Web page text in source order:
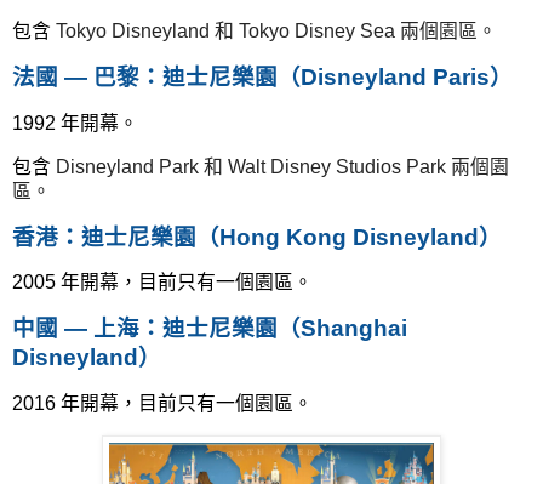
包含 Tokyo Disneyland 和 Tokyo Disney Sea 兩個園區。
法國 — 巴黎：迪士尼樂園（Disneyland Paris）
1992 年開幕。
包含 Disneyland Park 和 Walt Disney Studios Park 兩個園
區 。
香港：迪士尼樂園（Hong Kong Disneyland）
2005 年開幕，目前只有一個園區。
中國 — 上海：迪士尼樂園（Shanghai
Disneyland）
2016 年開幕，目前只有一個園區。